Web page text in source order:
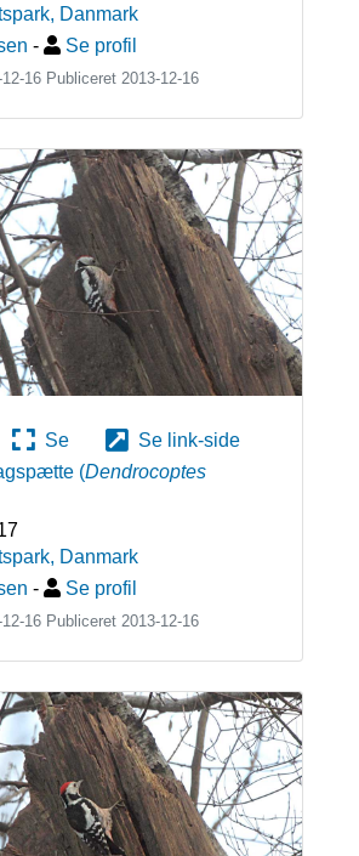
, Danmark
- Se profil
16 Publiceret 2013-12-16
Se
Se link-side
(Dendrocoptes
, Danmark
- Se profil
16 Publiceret 2013-12-16